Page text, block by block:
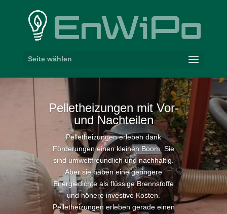
Seite wählen
Pellet­hei­zungen mit Vor-
und Nachteilen
Pelletheizungen erleben dank
Förderungen einen kleinen Boom. Sie
sind umweltfreundlich und nachhaltig.
Aber sie haben eine geringere
Energiedichte als flüssige Brennstoffe
und höhere investive Kosten.
Pelletheizungen erleben gerade einen